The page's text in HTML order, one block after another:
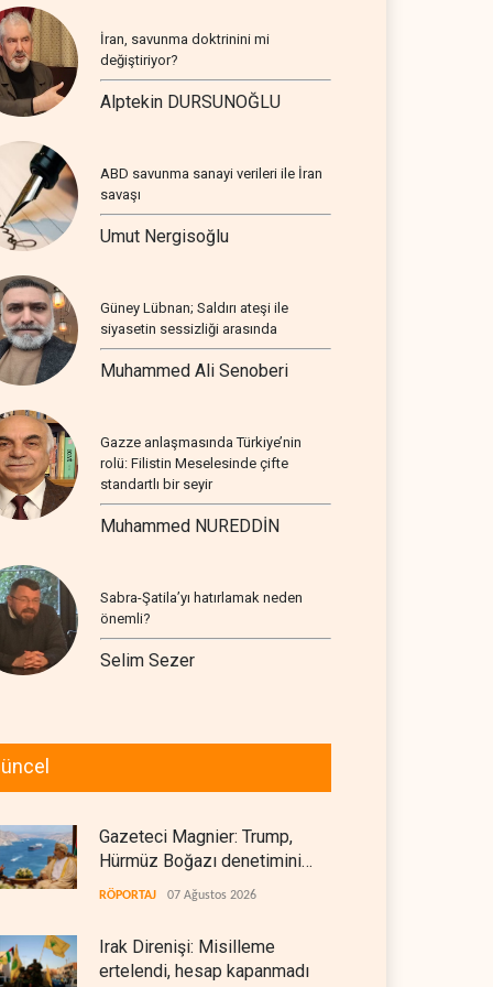
İran, savunma doktrinini mi
değiştiriyor?
Alptekin DURSUNOĞLU
ABD savunma sanayi verileri ile İran
savaşı
Umut Nergisoğlu
Güney Lübnan; Saldırı ateşi ile
siyasetin sessizliği arasında
Muhammed Ali Senoberi
Gazze anlaşmasında Türkiye’nin
rolü: Filistin Meselesinde çifte
standartlı bir seyir
Muhammed NUREDDİN
Sabra-Şatila’yı hatırlamak neden
önemli?
Selim Sezer
Gazeteci Magnier: Trump,
Hürmüz Boğazı denetimini
doğrudan İran ve Umman'a
RÖPORTAJ 07 Ağustos 2026
Irak Direnişi: Misilleme
ertelendi, hesap kapanmadı